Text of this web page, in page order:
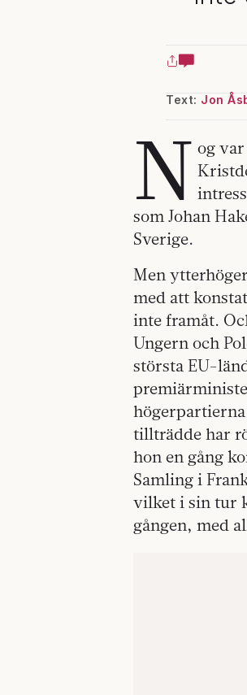
Text: Jon
N og
som Johan
Sverige.
Men
med att
inte framåt.
Ungern och
största EU-
tillträdde har
hon en gång
Samling i
vilket i sin tur
gången, med